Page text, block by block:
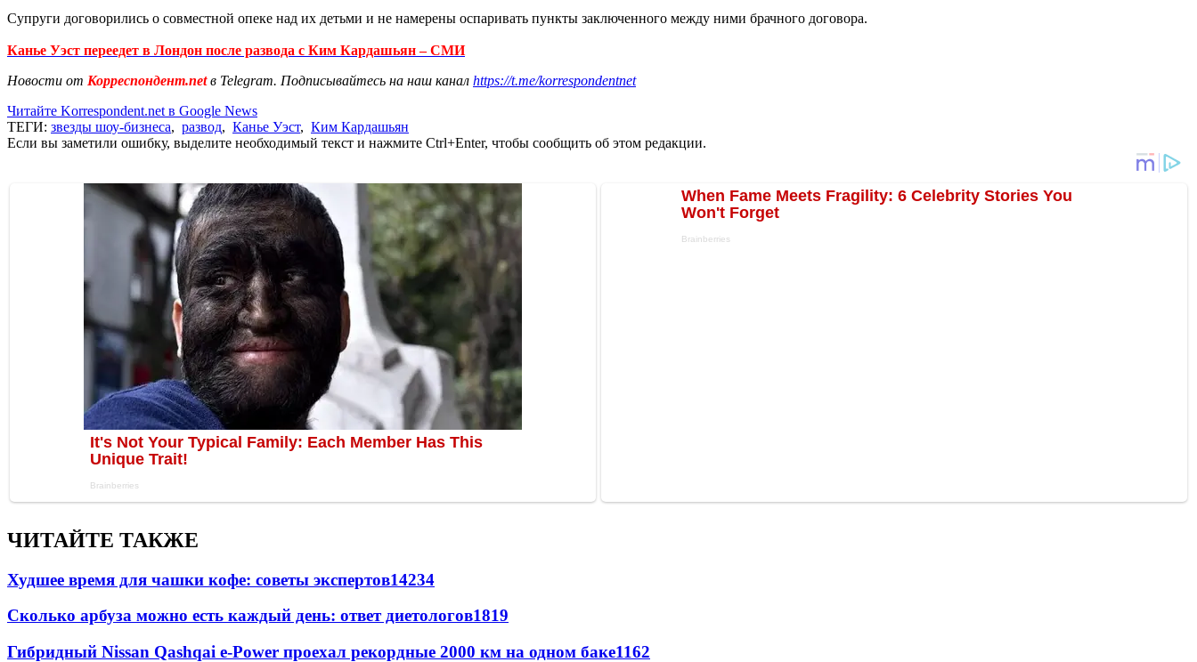
Супруги договорились о совместной опеке над их детьми и не намерены оспаривать пункты заключенного между ними брачного договора.
Канье Уэст переедет в Лондон после развода с Ким Кардашьян – СМИ
Новости от Корреспондент.netв Telegram. Подписывайтесь на наш канал https://t.me/korrespondentnet
Читайте Korrespondent.net в Google News
ТЕГИ: звезды шоу-бизнеса, развод, Канье Уэст, Ким Кардашьян
Если вы заметили ошибку, выделите необходимый текст и нажмите Ctrl+Enter, чтобы сообщить об этом редакции.
ЧИТАЙТЕ ТАКЖЕ
Худшее время для чашки кофе: советы экспертов14234
Сколько арбуза можно есть каждый день: ответ диетологов1819
Гибридный Nissan Qashqai e-Power проехал рекордные 2000 км на одном баке1162